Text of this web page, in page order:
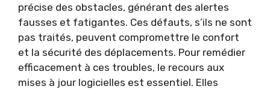
précise des obstacles, générant des alertes
fausses et fatigantes. Ces défauts, s’ils ne sont
pas traités, peuvent compromettre le confort
et la sécurité des déplacements. Pour remédier
efficacement à ces troubles, le recours aux
mises à jour logicielles est essentiel. Elles